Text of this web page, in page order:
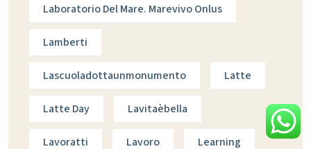
Laboratorio Del Mare. Marevivo Onlus
Lamberti
Lascuoladottaunmonumento Latte
Latte Day Lavitaèbella
Lavoratti Lavoro Learning